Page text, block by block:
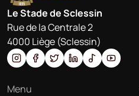
Le Stade de Sclessin
Rue de la Centrale 2
4000 Liège (Sclessin)
Menu